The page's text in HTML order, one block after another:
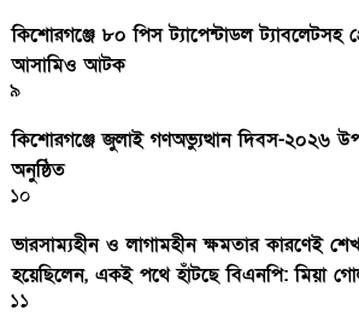
কিশোরগঞ্জে ৮০ পিস ট্যাপেন্টাডল ট্যাবলেটসহ
আসামিও আটক
৯
কিশোরগঞ্জে জুলাই গণঅভ্যুত্থান দিবস-২০২৬
অনুষ্ঠিত
১০
ভারসাম্যহীন ও লাগামহীন ক্ষমতার কারণেই শেখ
হয়েছিলেন, একই পথে হাঁটছে বিএনপি: মিয়া
১১